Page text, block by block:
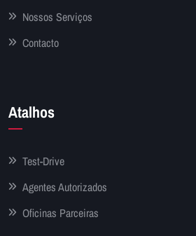
Nossos Serviços
Contacto
Atalhos
Test-Drive
Agentes Autorizados
Oficinas Parceiras